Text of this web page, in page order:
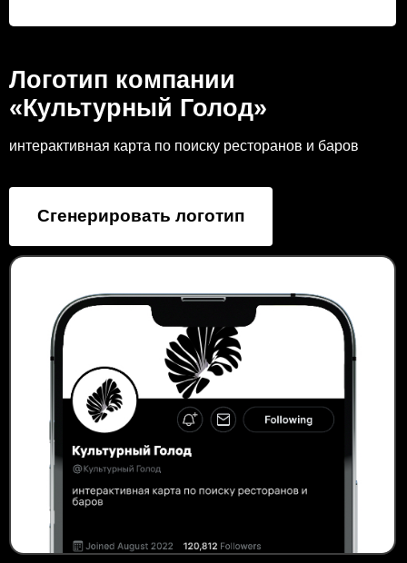
Логотип компании
«Культурный Голод»
интерактивная карта по поиску ресторанов и баров
Сгенерировать логотип